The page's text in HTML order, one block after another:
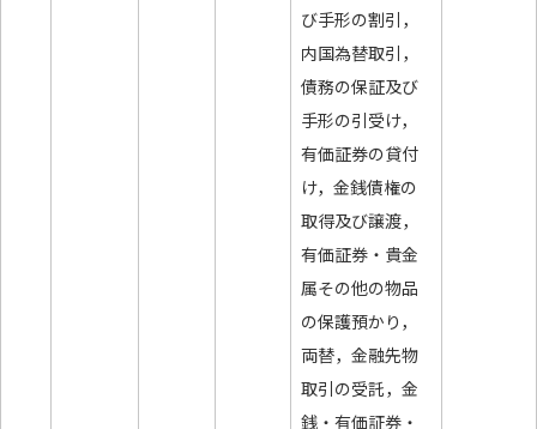
び手形の割引，
内国為替取引，
債務の保証及び
手形の引受け，
有価証券の貸付
け，金銭債権の
取得及び譲渡，
有価証券・貴金
属その他の物品
の保護預かり，
両替，金融先物
取引の受託，金
銭・有価証券・